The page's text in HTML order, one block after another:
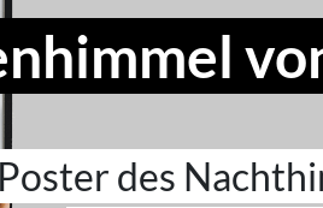
Poster des